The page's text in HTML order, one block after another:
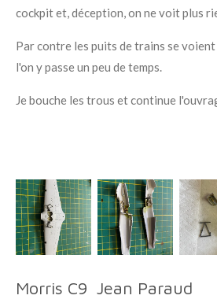
cockpit et, déception, on ne voit plus
Par contre les puits de trains se
l'on y passe un peu de temps.
Je bouche les trous et continue
Morris C9 Jean Paraud